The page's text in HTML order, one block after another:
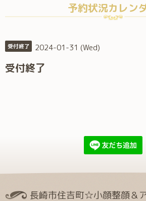
予約状況カレン
受付終了 2024-01-31 (Wed)
受付終了
長崎市住吉町☆小顔整顔＆